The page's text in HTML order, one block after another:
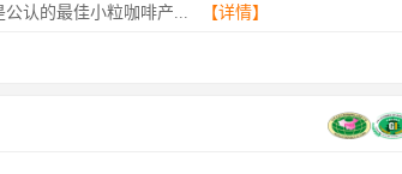
认的最佳小粒咖啡产...
【详情】